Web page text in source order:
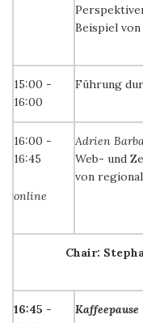
Beispiel von
15:00 -
16:00
Führung
16:00 -
16:45
online
Adrien
Web- und
von
Chair:
16:45 -
Kaffeepause